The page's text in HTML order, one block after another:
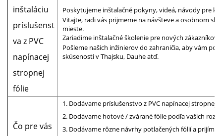
inštaláciu
príslušenst
va z PVC
napínacej
stropnej
fólie
Poskytujeme inštalačné pokyny, videá, návody pre
Vitajte, radi vás prijmeme na návšteve a osobnom
mieste.
Zariadime inštalačné školenie pre nových
Pošleme našich inžinierov do zahraničia, aby vám
skúsenosti v Thajsku, Dauhe atď.
Čo pre vás
1. Dodávame príslušenstvo z PVC napínacej stropnej
2. Dodávame hotové / zvárané fólie podľa vašich
3. Dodávame rôzne návrhy potlačených fólií a